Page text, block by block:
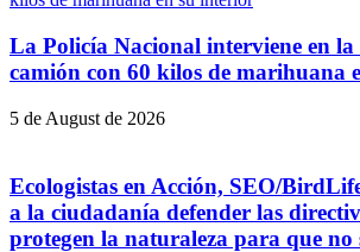
La Policía Nacional interviene en
camión con 60 kilos de marihuana
5 de August de 2026
Ecologistas en Acción, SEO/
a la ciudadanía defender las
protegen la naturaleza para que no